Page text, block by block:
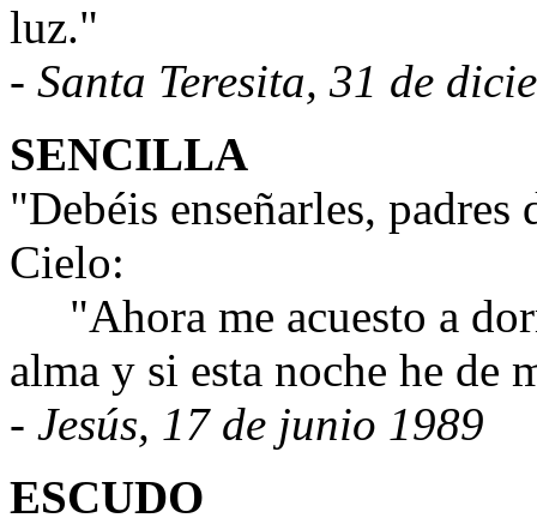
luz."
- Santa Teresita, 31 de
SENCILLA
"Debéis enseñarles,
Cielo:
"Ahora me acuesto a
alma y si esta noche he de
- Jesús, 17 de junio 1989
ESCUDO